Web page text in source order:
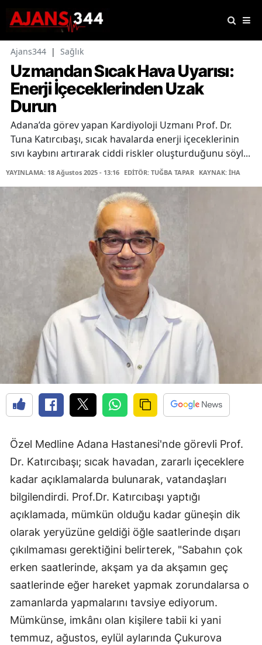
Ajans344 | Sağlık
Uzmandan Sıcak Hava Uyarısı:
Enerji İçeceklerinden Uzak
Durun
Adana’da görev yapan Kardiyoloji Uzmanı Prof. Dr.
Tuna Katırcıbaşı, sıcak havalarda enerji içeceklerinin
sıvı kaybını artırarak ciddi riskler oluşturduğunu söyl...
YAYINLAMA: 18 Ağustos 2025 - 13:16 EDİTÖR: TUĞBA TAPAR KAYNAK: İHA
Özel Medline Adana Hastanesi'nde görevli Prof.
Dr. Katırcıbaşı; sıcak havadan, zararlı içeceklere
kadar açıklamalarda bulunarak, vatandaşları
bilgilendirdi. Prof.Dr. Katırcıbaşı yaptığı
açıklamada, mümkün olduğu kadar güneşin dik
olarak yeryüzüne geldiği öğle saatlerinde dışarı
çıkılmaması gerektiğini belirterek, "Sabahın çok
erken saatlerinde, akşam ya da akşamın geç
saatlerinde eğer hareket yapmak zorundalarsa o
zamanlarda yapmalarını tavsiye ediyorum.
Mümkünse, imkânı olan kişilere tabii ki yani
temmuz, ağustos, eylül aylarında Çukurova